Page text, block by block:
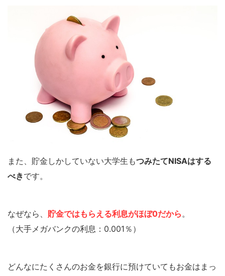
また、貯金しかしていない大学生もつみたてNISAはする
べきです。
なぜなら、 貯金ではもらえる利息がほぼ0だから。
（大手メガバンクの利息：0.001％）
どんなにたくさんのお金を銀行に預けていてもお金はまっ